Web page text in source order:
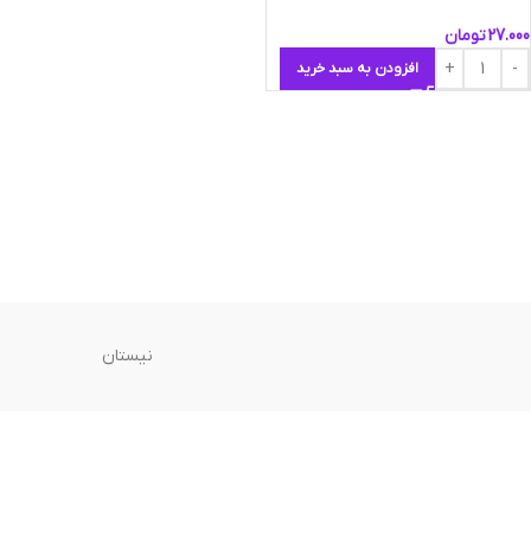
27.000تومان
افزودن به سبد خرید
نیستان